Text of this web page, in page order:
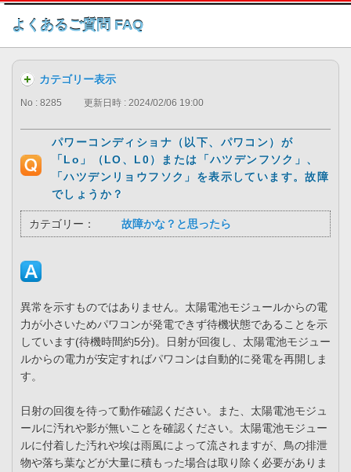
このページの本文へ
よくあるご質問 FAQ
カテゴリー表示
No : 8285 更新日時 : 2024/02/06 19:00
パワーコンディショナ（以下、パワコン）が
「Lo」（LO、L0）または「ハツデンフソク」、
「ハツデンリョウフソク」を表示しています。故障
でしょうか？
カテゴリー： 故障かな？と思ったら
異常を示すものではありません。太陽電池モジュールからの電
力が小さいためパワコンが発電できず待機状態であることを示
しています(待機時間約5分)。日射が回復し、太陽電池モジュー
ルからの電力が安定すればパワコンは自動的に発電を再開しま
す。
日射の回復を待って動作確認ください。また、太陽電池モジュ
ールに汚れや影が無いことを確認ください。太陽電池モジュー
ルに付着した汚れや埃は雨風によって流されますが、鳥の排泄
物や落ち葉などが大量に積もった場合は取り除く必要がありま